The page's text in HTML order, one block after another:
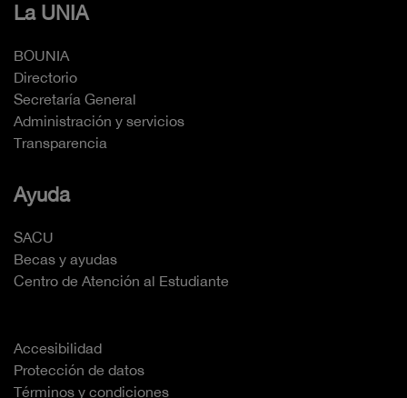
La UNIA
BOUNIA
Directorio
Secretaría General
Administración y servicios
Transparencia
Ayuda
SACU
Becas y ayudas
Centro de Atención al Estudiante
Accesibilidad
Protección de datos
Términos y condiciones